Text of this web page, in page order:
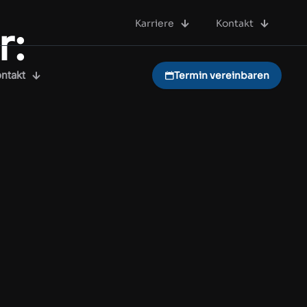
Karriere Kontakt
Termin vereinbaren